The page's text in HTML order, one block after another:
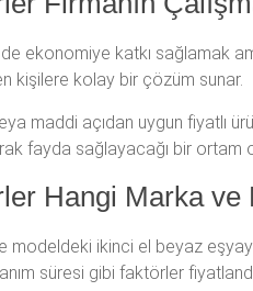
katkı sağlamak
kişilere kolay bir çözüm sunar.
maddi açıdan uygun fiyatlı
fayda sağlayacağı bir
Hangi Marka ve
modeldeki ikinci el beyaz
süresi gibi faktörler